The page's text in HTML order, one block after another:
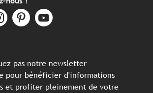
pas notre newsletter
pour bénéficier d'informations
et profiter pleinement de votre